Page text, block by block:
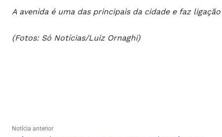
A avenida é uma das principais da cidade e faz
(Fotos: Só Notícias/Luiz Ornaghi)
Notícia anterior